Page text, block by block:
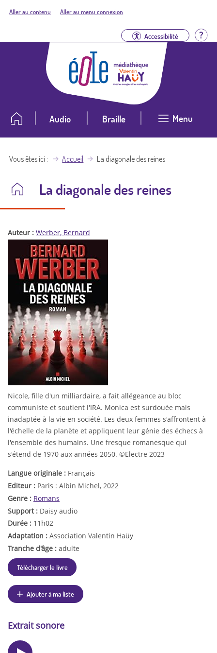
Aller au contenu Aller au menu connexion
Accessibilité
Audio Braille Menu
Vous êtes ici Accueil La diagonale des reines
La diagonale des reines
Auteur : Werber, Bernard
Nicole, fille d'un milliardaire, a fait allégeance au bloc
communiste et soutient l'IRA. Monica est surdouée mais
inadaptée à la vie en société. Les deux femmes s'affrontent à
l'échelle de la planète et appliquent leur génie des échecs à
l'ensemble des humains. Une fresque romanesque qui
s'étend de 1970 aux années 2050. ©Electre 2023
Langue originale : Français
Editeur : Paris : Albin Michel, 2022
Genre : Romans
Support : Daisy audio
Durée : 11h02
Adaptation : Association Valentin Haüy
Tranche d'âge : adulte
Télécharger le livre
Ajouter à ma liste
Extrait sonore